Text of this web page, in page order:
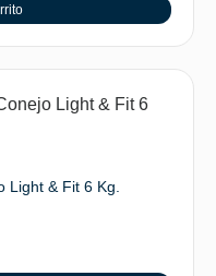
Light & Fit 6 Kg.